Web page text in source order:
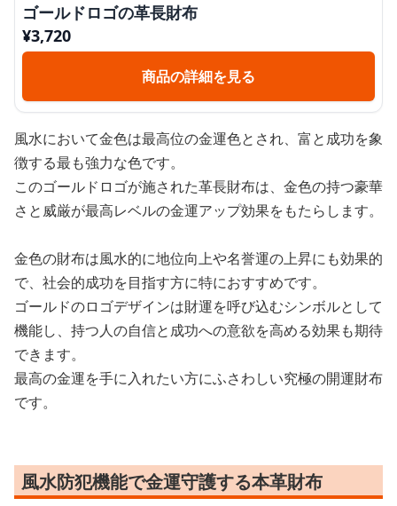
ゴールドロゴの革長財布
¥3,720
商品の詳細を見る
風水において金色は最高位の金運色とされ、富と成功を象
徴する最も強力な色です。
このゴールドロゴが施された革長財布は、金色の持つ豪華
さと威厳が最高レベルの金運アップ効果をもたらします。
金色の財布は風水的に地位向上や名誉運の上昇にも効果的
で、社会的成功を目指す方に特におすすめです。
ゴールドのロゴデザインは財運を呼び込むシンボルとして
機能し、持つ人の自信と成功への意欲を高める効果も期待
できます。
最高の金運を手に入れたい方にふさわしい究極の開運財布
です。
風水防犯機能で金運守護する本革財布